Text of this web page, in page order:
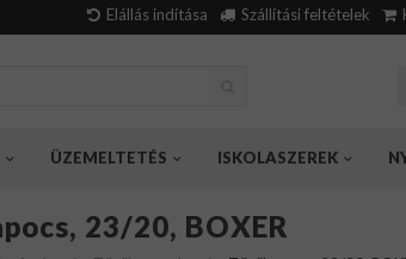
Elállás indítása Szállítási feltételek
ÜZEMELTETÉS ISKOLASZEREK
23/20, BOXER